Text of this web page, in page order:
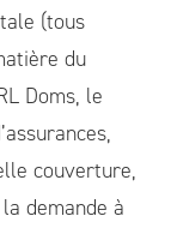
(tous
du
Doms, le
couverture,
demande à